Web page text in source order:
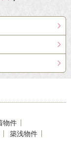
物件
築浅物件